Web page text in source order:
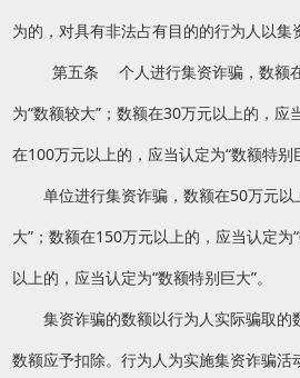
为的，对具有非法占有目的的行为人以集
第五条 个人进行集资诈骗，数额在
为“数额较大”；数额在30万元以上的，应
在100万元以上的，应当认定为“数额特别
单位进行集资诈骗，数额在50万元以
大”；数额在150万元以上的，应当认定为
以上的，应当认定为“数额特别巨大”。
集资诈骗的数额以行为人实际骗取的
数额应予扣除。行为人为实施集资诈骗活